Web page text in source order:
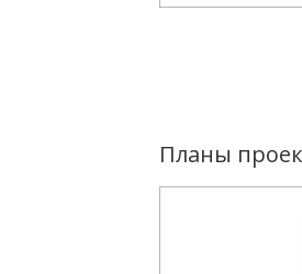
Планы